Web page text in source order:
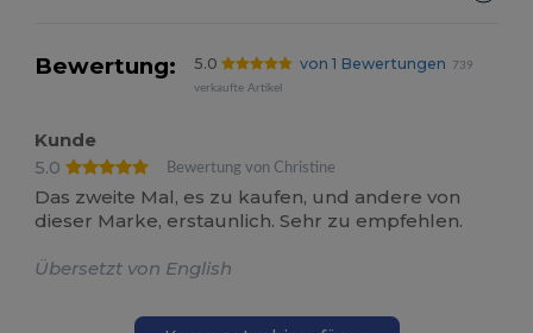
Bewertung: 5.0 von 1 Bewertungen
739
verkaufte Artikel
Kunde
5.0
Bewertung von Christine
Das zweite Mal, es zu kaufen, und andere von
dieser Marke, erstaunlich. Sehr zu empfehlen.
Übersetzt von English